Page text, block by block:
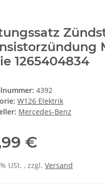
1265404834
4392
W126 Elektrik
Mercedes-Benz
€
USt. , zzgl. Versand